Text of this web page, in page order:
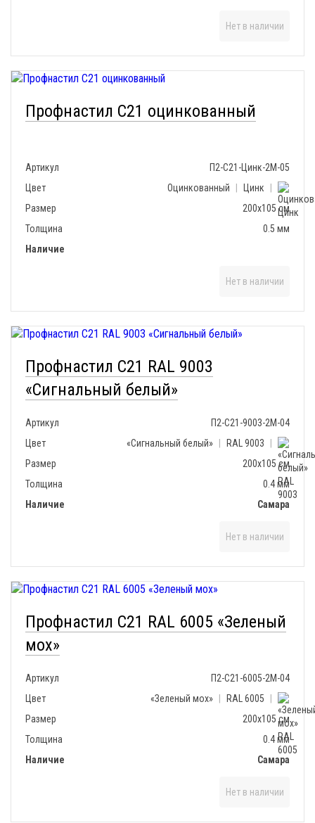
Нет в наличии
Профнастил С21 оцинкованный
Артикул
П2-С21-Цинк-2М-05
Цвет
Оцинкованный Цинк
Размер
200х105 см
Толщина
0.5 мм
Наличие
Нет в наличии
Профнастил С21 RAL 9003
«Сигнальный белый»
Артикул
П2-С21-9003-2М-04
Цвет
«Сигнальный белый» RAL 9003
Размер
200х105 см
Толщина
0.4 мм
Наличие
Самара
Нет в наличии
Профнастил С21 RAL 6005 «Зеленый
мох»
Артикул
П2-С21-6005-2М-04
Цвет
«Зеленый мох» RAL 6005
Размер
200х105 см
Толщина
0.4 мм
Наличие
Самара
Нет в наличии